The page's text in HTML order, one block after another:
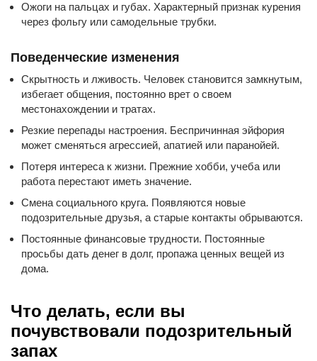
Ожоги на пальцах и губах. Характерный признак курения
через фольгу или самодельные трубки.
Поведенческие изменения
Скрытность и лживость. Человек становится замкнутым,
избегает общения, постоянно врет о своем
местонахождении и тратах.
Резкие перепады настроения. Беспричинная эйфория
может сменяться агрессией, апатией или паранойей.
Потеря интереса к жизни. Прежние хобби, учеба или
работа перестают иметь значение.
Смена социального круга. Появляются новые
подозрительные друзья, а старые контакты обрываются.
Постоянные финансовые трудности. Постоянные
просьбы дать денег в долг, пропажа ценных вещей из
дома.
Что делать, если вы
почувствовали подозрительный
запах